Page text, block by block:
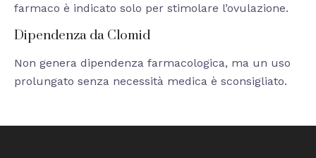
farmaco è indicato solo per stimolare l’ovulazione.
Dipendenza da Clomid
Non genera dipendenza farmacologica, ma un uso
prolungato senza necessità medica è sconsigliato.